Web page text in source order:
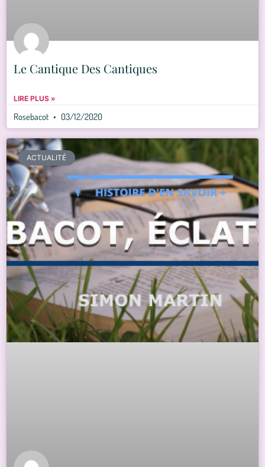
Le Cantique Des Cantiques
LIRE PLUS »
Rosebacot 03/12/2020
ACTUALITÉ